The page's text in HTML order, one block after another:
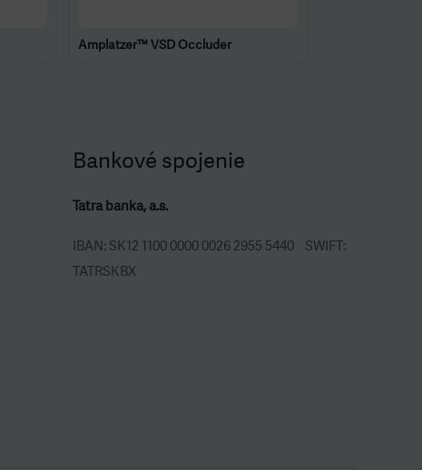
Amplatzer™ VSD Occluder
Bankové spojenie
Tatra banka, a.s.
IBAN: SK12 1100 0000 0026 2955 5440 SWIFT:
TATRSKBX